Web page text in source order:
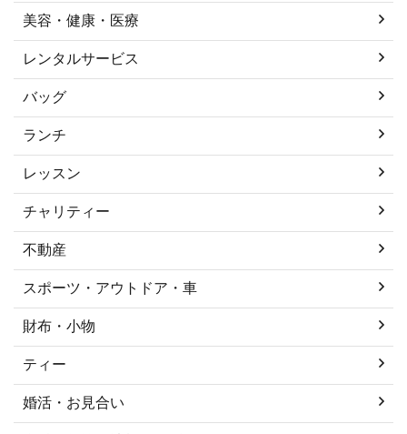
美容・健康・医療
レンタルサービス
バッグ
ランチ
レッスン
チャリティー
不動産
スポーツ・アウトドア・車
財布・小物
ティー
婚活・お見合い